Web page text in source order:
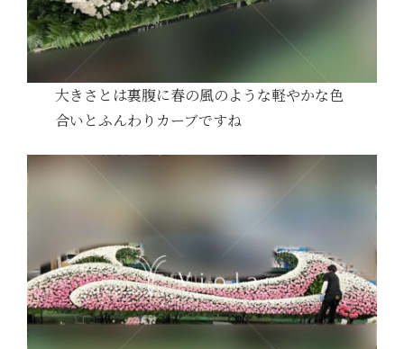
大きさとは裏腹に春の風のような軽やかな色
合いとふんわりカーブですね